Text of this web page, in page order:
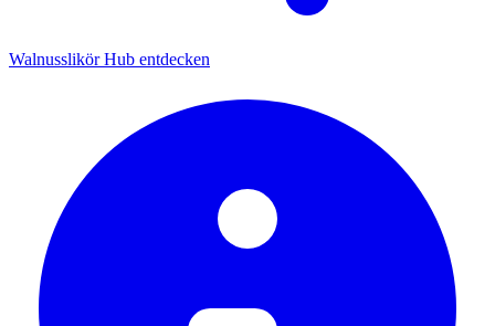
Walnusslikör Hub entdecken